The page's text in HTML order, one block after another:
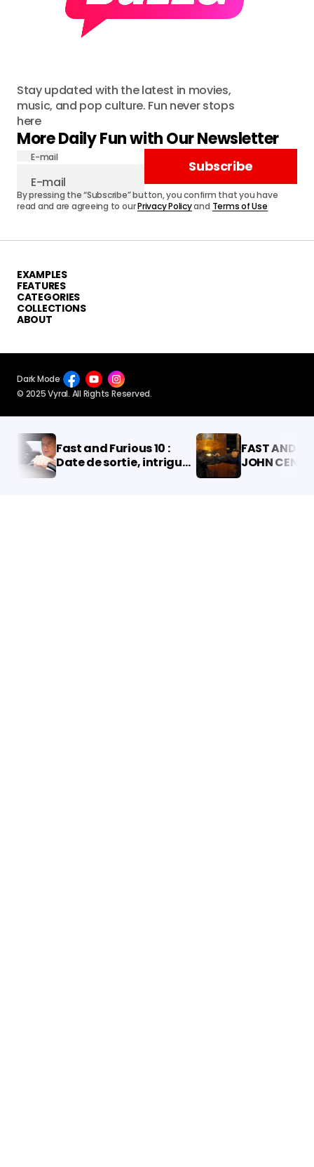
Stay updated with the latest in movies,
music, and pop culture. Fun never stops
here
More Daily Fun with Our Newsletter
E-mail
Subscribe
By pressing the “Subscribe” button, you confirm that you have
read and are agreeing to ourPrivacy Policyand Terms of Use
EXAMPLES
FEATURES
CATEGORIES
COLLECTIONS
ABOUT
© 2025 Vyral. All Rights Reserved.
Dark Mode
Fast and Furious 10 :
Date de sortie, intrigue,
casting, état de la
FAST AND
JOHN CENA
HISTOIRE QUI